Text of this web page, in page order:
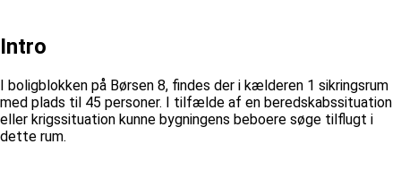
Intro
I boligblokken på Børsen 8, findes der i kælderen 1 sikringsrum
med plads til 45 personer. I tilfælde af en beredskabssituation
eller krigssituation kunne bygningens beboere søge tilflugt i
dette rum.